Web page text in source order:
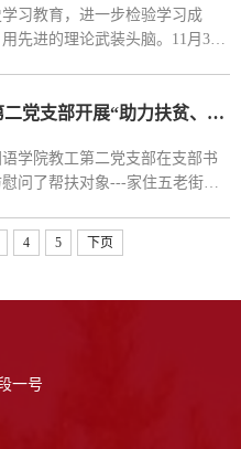
习教育，进一步检验学习成
先进的理论武装头脑。11月3
外国语学院教工第二党支部开展“助力扶贫、携手同行”主题党日活动
学院教工第二党支部在支部书
问了帮扶对象---家住五老街道
动。 ​此次到访，了解到张杰丈夫
4 5 下页
一号